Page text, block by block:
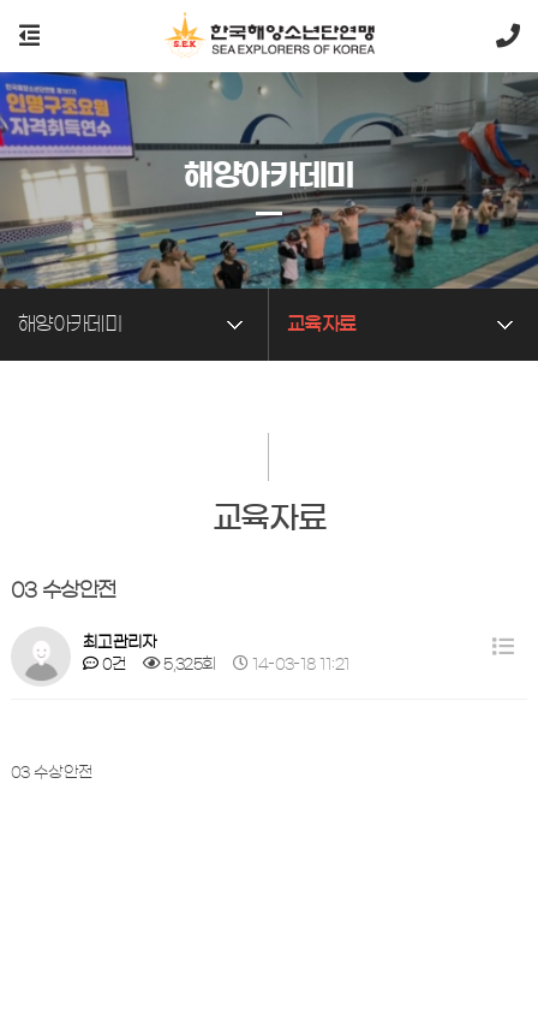
해양아카데미 교육자료
해양아카데미
교육자료
03 수상안전
최고관리자
0건
5,325회 14-03-18 11:21
03 수상안전